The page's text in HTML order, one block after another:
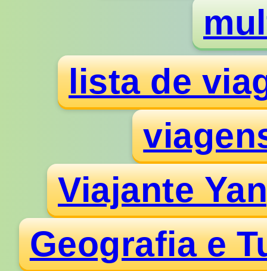
lista de
Viajante
Geografia e